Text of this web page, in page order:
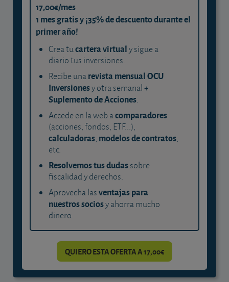
17,00€/mes
1 mes gratis y ¡35% de descuento durante el
primer año!
Crea tucartera virtualy sigue a
diario tus inversiones.
Recibe unarevista mensual OCU
Inversionesy otra semanal +
Suplemento de Acciones.
Accede en la web acomparadores
(acciones, fondos, ETF...),
calculadoras, modelos de contratos,
etc.
Resolvemos tus dudassobre
fiscalidad y derechos.
Aprovecha lasventajas para
nuestros sociosy ahorra mucho
dinero.
QUIERO ESTA OFERTA A 17,00€